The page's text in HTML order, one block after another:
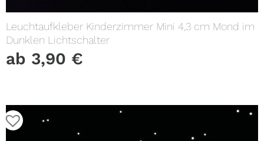
Leuchtaufkleber Kinderzimmer Mini 4,3 cm Mond im
Dunklen Lichtschalter
ab 3,90 €